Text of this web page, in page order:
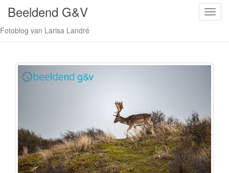
S
k
v
i
g
a
t
Beeldend G&V
Fotoblog van Larisa Landré